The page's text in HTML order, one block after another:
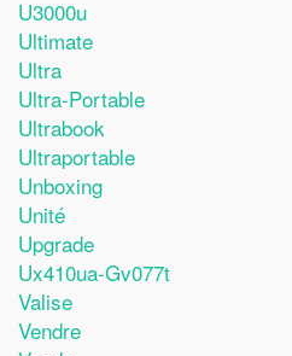
U3000u
Ultimate
Ultra
Ultra-Portable
Ultrabook
Ultraportable
Unboxing
Unité
Upgrade
Ux410ua-Gv077t
Valise
Vendre